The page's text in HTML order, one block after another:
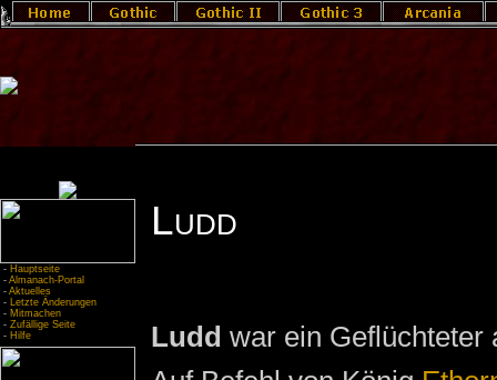
- Hauptseite
- Almanach-Portal
- Aktuelles
- Letzte Änderungen
- Mitmachen
- Zufällige Seite
- Hilfe
Ludd
Ludd war ein Geflüchteter